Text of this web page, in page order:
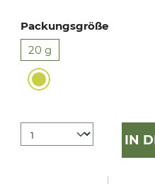
Packungsgröße
20 g
IN